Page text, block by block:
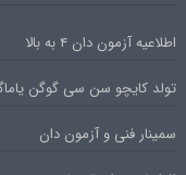
اطلاعیه آزمون دان ۴ به بالا
تولد کایچو سن سی گوگن
سمینار فنی و آزمون دان